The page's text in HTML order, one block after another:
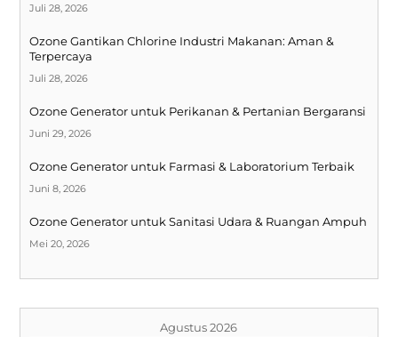
Juli 28, 2026
Ozone Gantikan Chlorine Industri Makanan: Aman &
Terpercaya
Juli 28, 2026
Ozone Generator untuk Perikanan & Pertanian Bergaransi
Juni 29, 2026
Ozone Generator untuk Farmasi & Laboratorium Terbaik
Juni 8, 2026
Ozone Generator untuk Sanitasi Udara & Ruangan Ampuh
Mei 20, 2026
Agustus 2026